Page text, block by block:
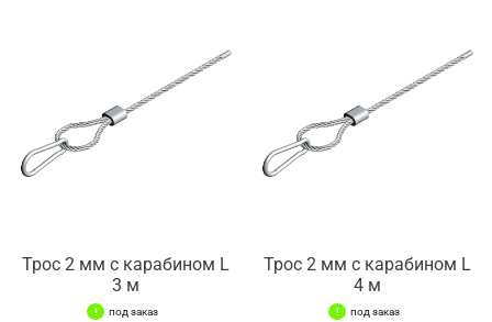
Трос 2 мм с карабином L
3 м
под заказ
Трос 2 мм с карабином L
4 м
под заказ